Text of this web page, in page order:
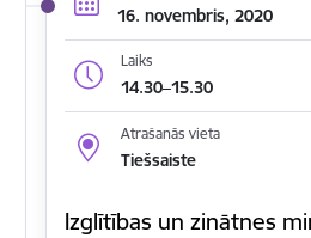
16. novembris, 2020
Laiks
14.30–15.30
Atrašanās vieta
Tiešsaiste
Izglītības un zinātnes